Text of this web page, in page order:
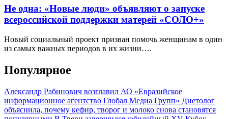
Не одна: «Новые люди» объявляют о запуске
всероссийской поддержки матерей «СОЛО+»
Новый социальный проект призван помочь женщинам в один
из самых важных периодов в их жизни….
Популярное
Александр Рабинович возглавил АО «Евразийское
информационное агентство Глобал Медиа Групп» Диетолог
объяснила, почему кефир, творог и молоко снова становятся